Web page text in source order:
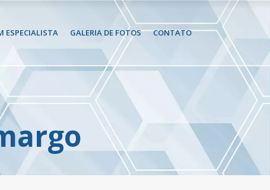
ESPECIALISTA GALERIA DE FOTOS CONTATO